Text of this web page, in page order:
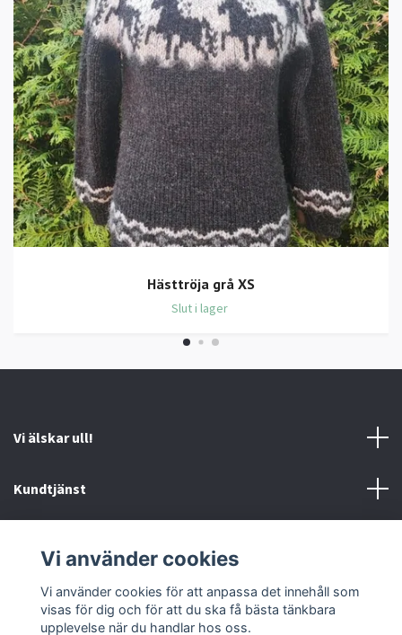
Hästtröja grå XS
Slut i lager
Vi älskar ull!
Kundtjänst
Sociala medier
Vi använder cookies
Vi använder cookies för att anpassa det innehåll som
visas för dig och för att du ska få bästa tänkbara
upplevelse när du handlar hos oss.